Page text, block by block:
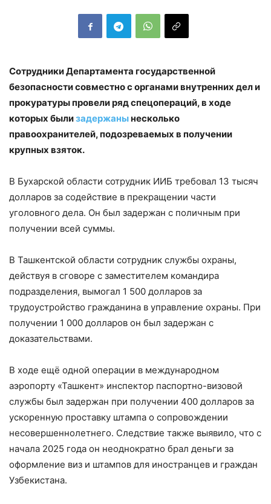
Сотрудники Департамента государственной
безопасности совместно с органами внутренних дел и
прокуратуры провели ряд спецопераций, в ходе
которых былизадержанынесколько
правоохранителей, подозреваемых в получении
крупных взяток.
В Бухарской области сотрудник ИИБ требовал 13 тысяч
долларов за содействие в прекращении части
уголовного дела. Он был задержан с поличным при
получении всей суммы.
В Ташкентской области сотрудник службы охраны,
действуя в сговоре с заместителем командира
подразделения, вымогал 1 500 долларов за
трудоустройство гражданина в управление охраны. При
получении 1 000 долларов он был задержан с
доказательствами.
В ходе ещё одной операции в международном
аэропорту «Ташкент» инспектор паспортно-визовой
службы был задержан при получении 400 долларов за
ускоренную проставку штампа о сопровождении
несовершеннолетнего. Следствие также выявило, что с
начала 2025 года он неоднократно брал деньги за
оформление виз и штампов для иностранцев и граждан
Узбекистана.